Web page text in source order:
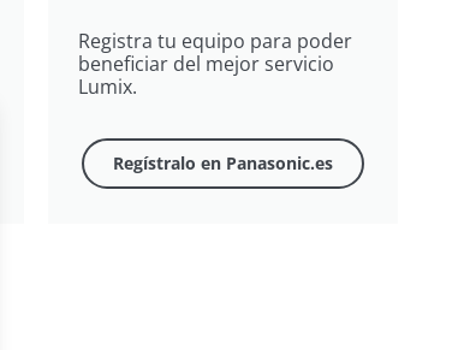
Registra tu equipo para poder
beneficiar del mejor servicio
Lumix.
Regístralo en Panasonic.es